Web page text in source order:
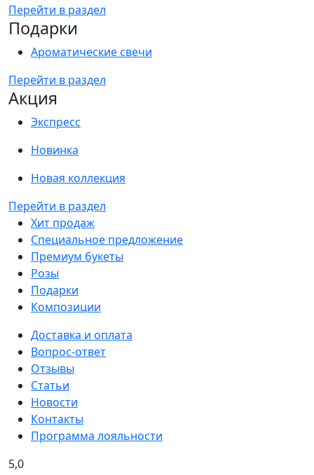
Перейти в раздел
Подарки
Ароматические свечи
Перейти в раздел
Акция
Экспресс
Новинка
Новая коллекция
Перейти в раздел
Хит продаж
Специальное предложение
Премиум букеты
Розы
Подарки
Композиции
Доставка и оплата
Вопрос-ответ
Отзывы
Статьи
Новости
Контакты
Программа лояльности
5,0